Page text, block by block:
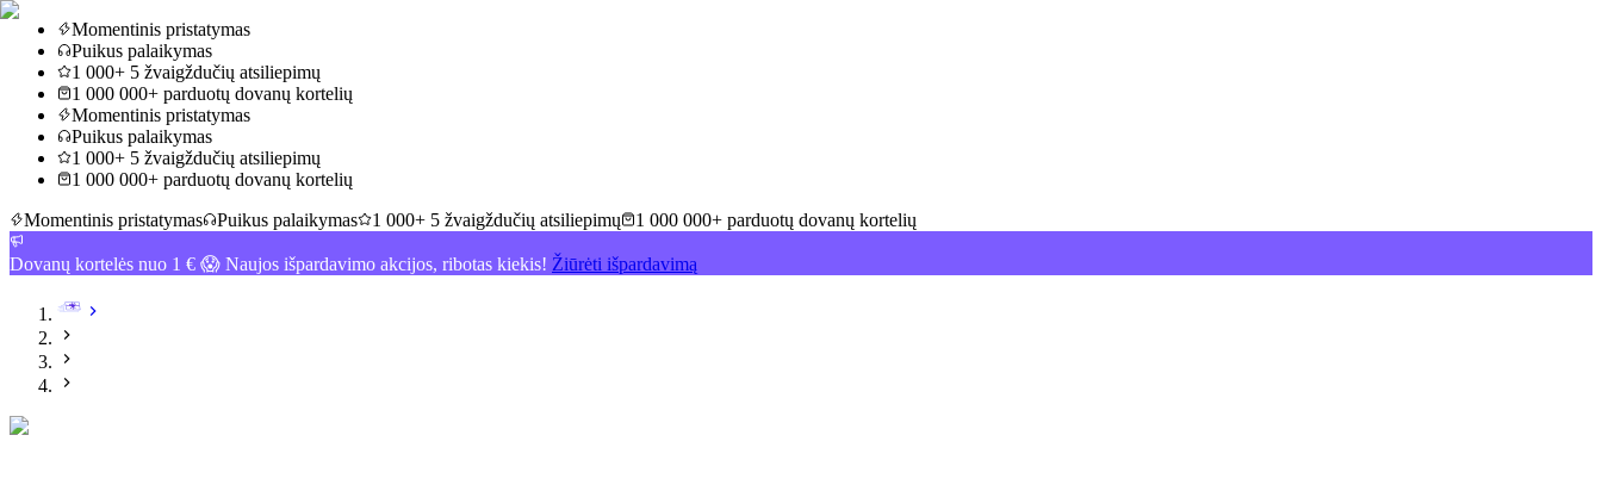
Momentinis pristatymas
Puikus palaikymas
1 000+ 5 žvaigždučių atsiliepimų
1 000 000+ parduotų dovanų kortelių
Momentinis pristatymas
Puikus palaikymas
1 000+ 5 žvaigždučių atsiliepimų
1 000 000+ parduotų dovanų kortelių
Momentinis pristatymas
Puikus palaikymas 1 000+ 5 žvaigždučių atsiliepimų 1 000 000+ parduotų dovanų kortelių
Dovanų kortelės nuo 1 € 😱 Naujos išpardavimo akcijos, ribotas kiekis! Žiūrėti išpardavimą